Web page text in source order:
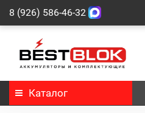
8 (926) 586-46-32
Каталог